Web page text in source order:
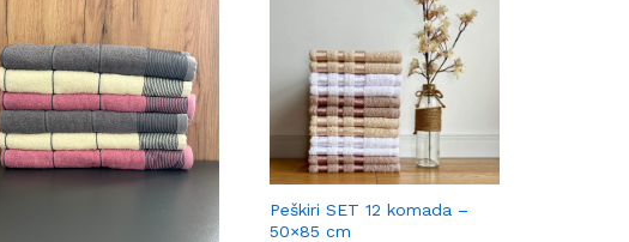
Peškiri SET 12 komada –
50×85 cm